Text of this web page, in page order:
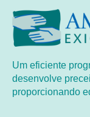
Um eficiente
desenvolve
proporcionando